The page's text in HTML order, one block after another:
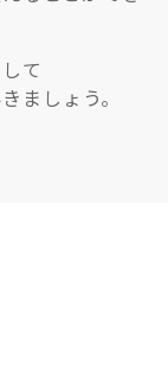
て
ましょう。